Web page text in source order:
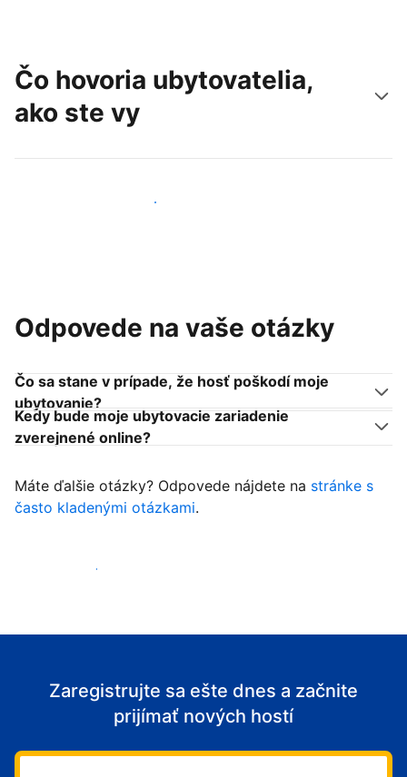
Čo hovoria ubytovatelia,
ako ste vy
Pridať sa k podobným ubytovateľom
Odpovede na vaše otázky
Čo sa stane v prípade, že hosť poškodí moje
ubytovanie?
Kedy bude moje ubytovacie zariadenie
zverejnené online?
Máte ďalšie otázky? Odpovede nájdete na stránke s
často kladenými otázkami.
Začať prijímať hostí
Zaregistrujte sa ešte dnes a začnite
prijímať nových hostí